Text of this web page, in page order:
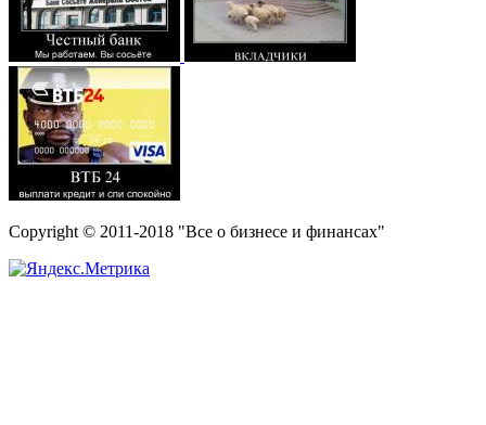
Copyright © 2011-2018 "Все о бизнесе и финансах"